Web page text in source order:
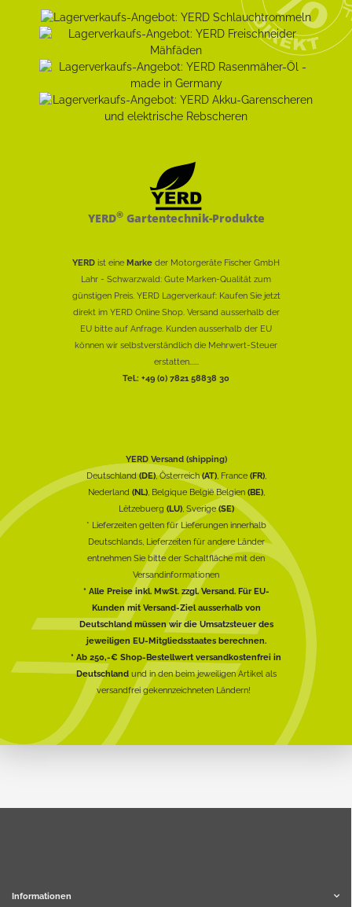
YERD®Gartentechnik-Produkte
YERD ist eine Marke der Motorgeräte Fischer GmbH
Lahr - Schwarzwald: Gute Marken-Qualität zum
günstigen Preis. YERD Lagerverkauf: Kaufen Sie jetzt
direkt im YERD Online Shop. Versand ausserhalb der
EU bitte auf Anfrage. Kunden ausserhalb der EU
können wir selbstverständlich die Mehrwert-Steuer
erstatten......
Tel.: +49 (0) 7821 58838 30
YERD Versand (shipping)
Deutschland(DE), Österreich(AT), France (FR),
Nederland (NL), Belgique België Belgien (BE),
Lëtzebuerg (LU), Sverige(SE)
* Lieferzeiten gelten für Lieferungen innerhalb
Deutschlands, Lieferzeiten für andere Länder
entnehmen Sie bitte der Schaltfläche mit den
Versandinformationen
* Alle Preise inkl. MwSt. zzgl. Versand. Für EU-
Kunden mit Versand-Ziel ausserhalb von
Deutschland müssen wir die Umsatzsteuer des
jeweiligen EU-Mitgliedsstaates berechnen.
* Ab 250,-€ Shop-Bestellwert versandkostenfrei in
Deutschlandund in den beim jeweiligen Artikel als
versandfrei gekennzeichneten Ländern!
Informationen